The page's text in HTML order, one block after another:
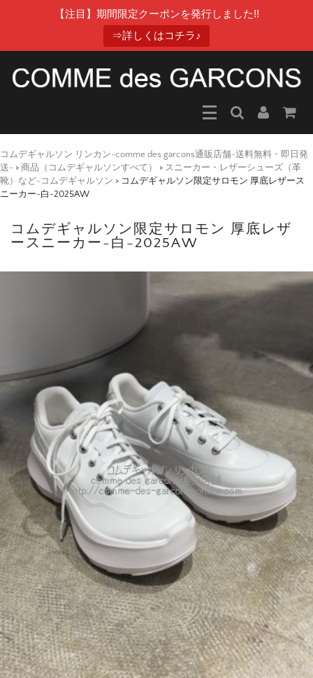
【注目】期間限定クーポンを発行しました!!
⇒詳しくはコチラ♪
コムデギャルソン リンカン-comme des garcons通販店舗-送料無料・即日発
送- > 商品（コムデギャルソンすべて） > スニーカー・レザーシューズ（革
靴）など-コムデギャルソン > コムデギャルソン限定サロモン 厚底レザース
ニーカー-白-2025AW
コムデギャルソン限定サロモン 厚底レザ
ースニーカー-白-2025AW